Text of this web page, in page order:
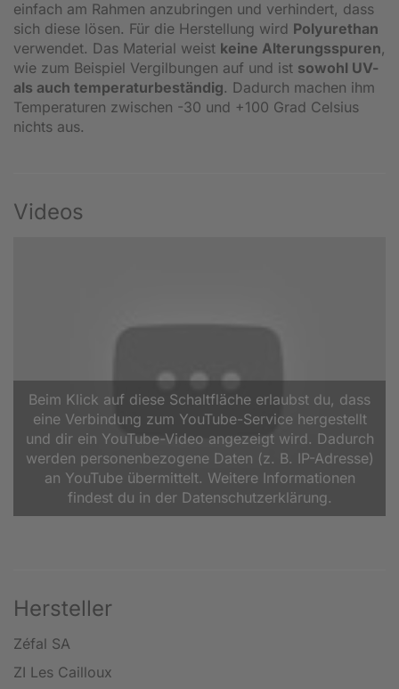
einfach am Rahmen anzubringen und verhindert, dass
sich diese lösen. Für die Herstellung wird Polyurethan
verwendet. Das Material weist keine Alterungsspuren,
wie zum Beispiel Vergilbungen auf und ist sowohl UV-
als auch temperaturbeständig. Dadurch machen ihm
Temperaturen zwischen -30 und +100 Grad Celsius
nichts aus.
Videos
Beim Klick auf diese Schaltfläche erlaubst du, dass
eine Verbindung zum YouTube-Service hergestellt
und dir ein YouTube-Video angezeigt wird. Dadurch
werden personenbezogene Daten (z. B. IP-Adresse)
an YouTube übermittelt. Weitere Informationen
findest du in der Datenschutzerklärung.
Hersteller
Zéfal SA
ZI Les Cailloux